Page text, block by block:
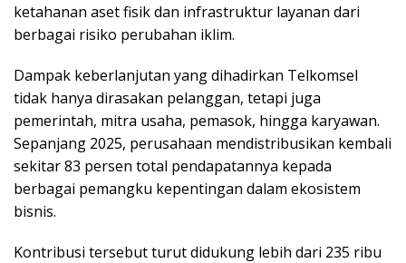
ketahanan aset fisik dan infrastruktur layanan dari
berbagai risiko perubahan iklim.
Dampak keberlanjutan yang dihadirkan Telkomsel
tidak hanya dirasakan pelanggan, tetapi juga
pemerintah, mitra usaha, pemasok, hingga karyawan.
Sepanjang 2025, perusahaan mendistribusikan kembali
sekitar 83 persen total pendapatannya kepada
berbagai pemangku kepentingan dalam ekosistem
bisnis.
Kontribusi tersebut turut didukung lebih dari 235 ribu